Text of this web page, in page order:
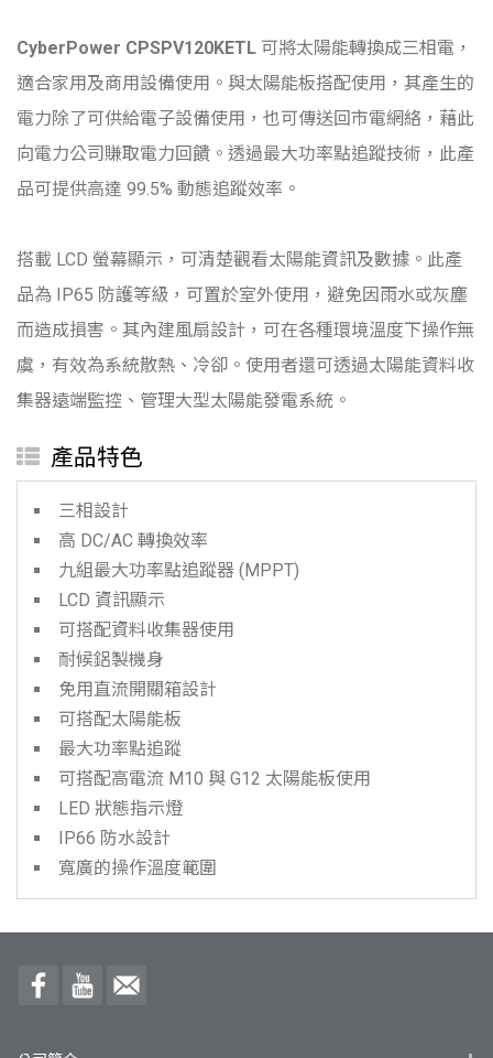
CyberPower CPSPV120KETL 可將太陽能轉換成三相電，
適合家用及商用設備使用。與太陽能板搭配使用，其產生的
電力除了可供給電子設備使用，也可傳送回市電網絡，藉此
向電力公司賺取電力回饋。透過最大功率點追蹤技術，此產
品可提供高達 99.5% 動態追蹤效率。
搭載 LCD 螢幕顯示，可清楚觀看太陽能資訊及數據。此產
品為 IP65 防護等級，可置於室外使用，避免因雨水或灰塵
而造成損害。其內建風扇設計，可在各種環境溫度下操作無
虞，有效為系統散熱、冷卻。使用者還可透過太陽能資料收
集器遠端監控、管理大型太陽能發電系統。
產品特色
三相設計
高 DC/AC 轉換效率
九組最大功率點追蹤器 (MPPT)
LCD 資訊顯示
可搭配資料收集器使用
耐候鋁製機身
免用直流開關箱設計
可搭配太陽能板
最大功率點追蹤
可搭配高電流 M10 與 G12 太陽能板使用
LED 狀態指示燈
IP66 防水設計
寬廣的操作溫度範圍